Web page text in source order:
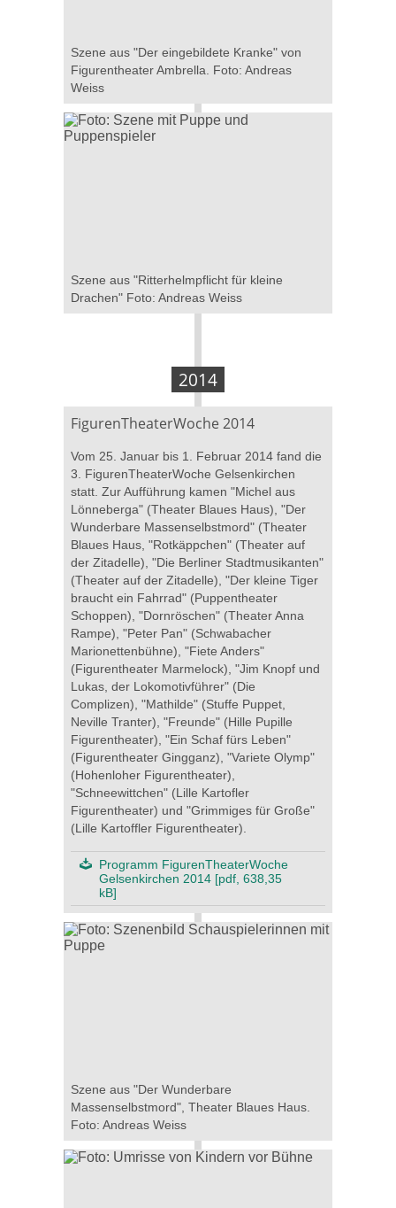
Szene aus "Der eingebildete Kranke" von
Figurentheater Ambrella. Foto: Andreas
Weiss
Szene aus "Ritterhelmpflicht für kleine
Drachen" Foto: Andreas Weiss
2014
FigurenTheaterWoche 2014
Vom 25. Januar bis 1. Februar 2014 fand die
3. FigurenTheaterWoche Gelsenkirchen
statt. Zur Aufführung kamen "Michel aus
Lönneberga" (Theater Blaues Haus), "Der
Wunderbare Massenselbstmord" (Theater
Blaues Haus, "Rotkäppchen" (Theater auf
der Zitadelle), "Die Berliner Stadtmusikanten"
(Theater auf der Zitadelle), "Der kleine Tiger
braucht ein Fahrrad" (Puppentheater
Schoppen), "Dornröschen" (Theater Anna
Rampe), "Peter Pan" (Schwabacher
Marionettenbühne), "Fiete Anders"
(Figurentheater Marmelock), "Jim Knopf und
Lukas, der Lokomotivführer" (Die
Complizen), "Mathilde" (Stuffe Puppet,
Neville Tranter), "Freunde" (Hille Pupille
Figurentheater), "Ein Schaf fürs Leben"
(Figurentheater Gingganz), "Variete Olymp"
(Hohenloher Figurentheater),
"Schneewittchen" (Lille Kartofler
Figurentheater) und "Grimmiges für Große"
(Lille Kartoffler Figurentheater).
Programm FigurenTheaterWoche
Gelsenkirchen 2014 [pdf, 638,35
kB]
Szene aus "Der Wunderbare
Massenselbstmord", Theater Blaues Haus.
Foto: Andreas Weiss